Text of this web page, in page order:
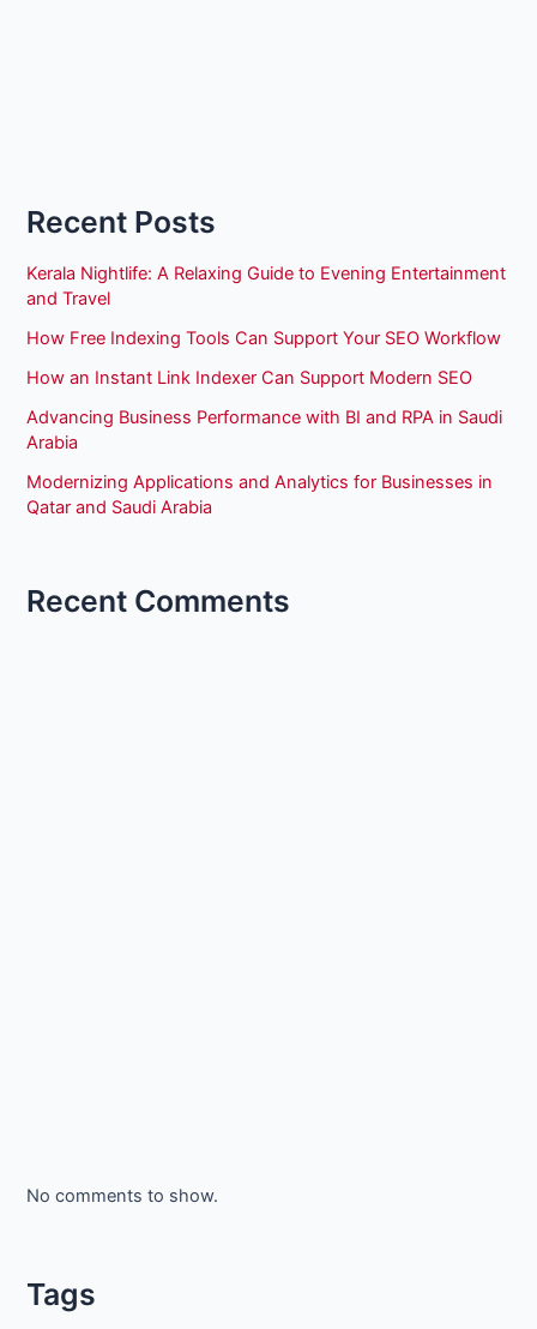
Recent Posts
Kerala Nightlife: A Relaxing Guide to Evening Entertainment
and Travel
How Free Indexing Tools Can Support Your SEO Workflow
How an Instant Link Indexer Can Support Modern SEO
Advancing Business Performance with BI and RPA in Saudi
Arabia
Modernizing Applications and Analytics for Businesses in
Qatar and Saudi Arabia
Recent Comments
No comments to show.
Tags